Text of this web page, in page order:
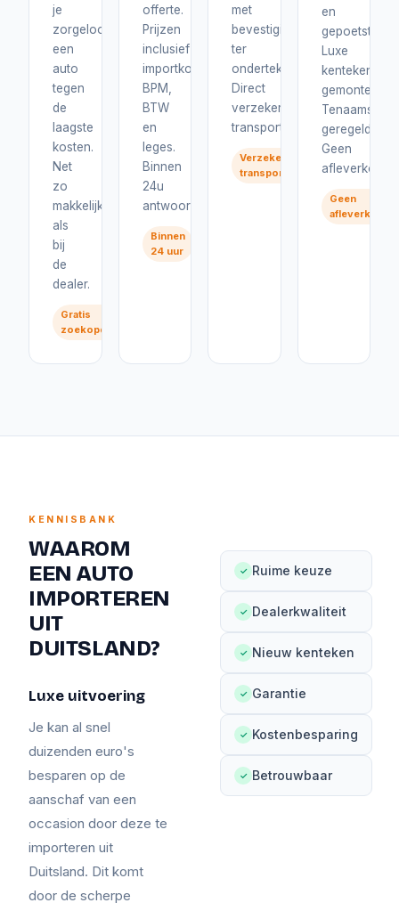
je
zorgeloos
een
auto
tegen
de
laagste
kosten.
Net
zo
makkelijk
als
bij
de
dealer.
Gratis
zoekopdracht
offerte.
Prijzen
inclusief
importkosten,
BPM,
BTW
en
leges.
Binnen
24u
antwoord.
Binnen
24 uur
met
bevestiging
ter
ondertekening.
Direct
verzekerd
transport.
Verzekerd
transport
en
gepoetst.
Luxe
gemonteerd.
geregeld.
Geen
Geen
afleverkosten
KENNISBANK
WAAROM
EEN AUTO
IMPORTEREN
UIT
DUITSLAND?
Luxe uitvoering
Je kan al snel
duizenden euro's
besparen op de
aanschaf van een
occasion door deze te
importeren uit
Duitsland. Dit komt
door de scherpe
✓ Ruime keuze
✓ Dealerkwaliteit
✓ Nieuw kenteken
✓ Garantie
✓ Kostenbesparing
✓ Betrouwbaar